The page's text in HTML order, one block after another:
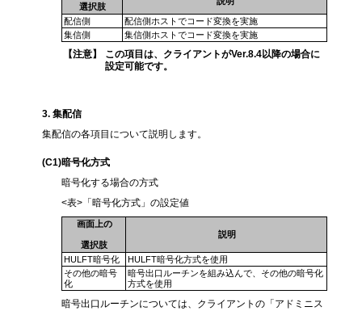
選択肢
配信側
配信側ホストでコード変換を実施
集信側
集信側ホストでコード変換を実施
【注意】
この項目は、クライアントがVer.8.4以降の場合に
設定可能です。
3. 集配信
集配信の各項目について説明します。
(C1)暗号化方式
暗号化する場合の方式
<表>「暗号化方式」の設定値
画面上の
選択肢
説明
HULFT暗号化
HULFT暗号化方式を使用
その他の暗号
化
暗号出口ルーチンを組み込んで、その他の暗号化
方式を使用
暗号出口ルーチンについては、クライアントの「アドミニス